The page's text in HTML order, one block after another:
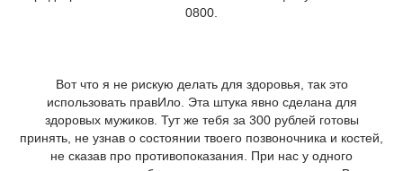
0800.
Вот что я не рискую делать для здоровья, так это
использовать правИло. Эта штука явно сделана для
здоровых мужиков. Тут же тебя за 300 рублей готовы
принять, не узнав о состоянии твоего позвоночника и костей,
не сказав про противопоказания. При нас у одного